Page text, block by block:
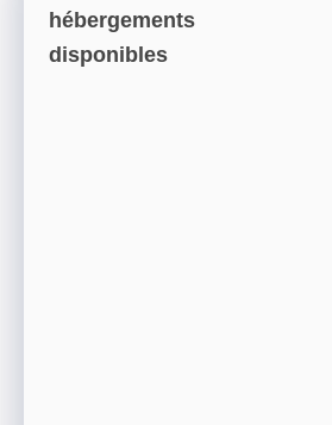
hébergements
disponibles